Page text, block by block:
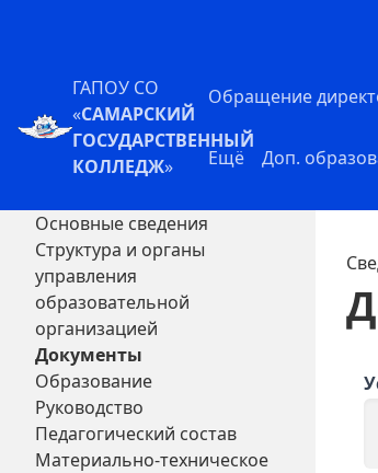
ГАПОУ СО
«САМАРСКИЙ
ГОСУДАРСТВЕННЫЙ
КОЛЛЕДЖ»
Обращение
Ещё Доп.
Основные сведения
Структура и органы
управления
образовательной
организацией
Документы
Образование
Руководство
Педагогический состав
Материально-техническое